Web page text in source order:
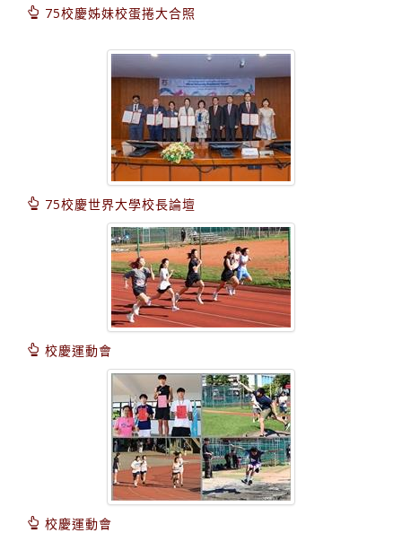
75校慶姊妹校蛋捲大合照
75校慶世界大學校長論壇
校慶運動會
校慶運動會